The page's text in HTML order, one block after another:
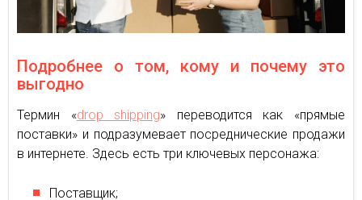
Подробнее о том, кому и почему это
выгодно
Термин «drop shipping» переводится как «прямые
поставки» и подразумевает посреднические продажи
в интернете. Здесь есть три ключевых персонажа:
Поставщик;